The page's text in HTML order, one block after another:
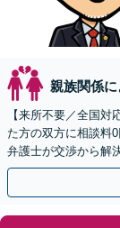
親族関係
【来所不要／全国
た方の双方に相談料
弁護士が交渉から解
手金の返還保証もあ